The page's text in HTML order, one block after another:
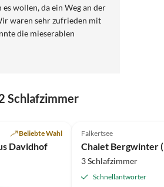
wollen, da ein Weg an der
die mieserablen
Schlafzimmer
Beliebte Wahl
Davidhof
Falkertsee
3 Schlafzimmer
Schnellantworter